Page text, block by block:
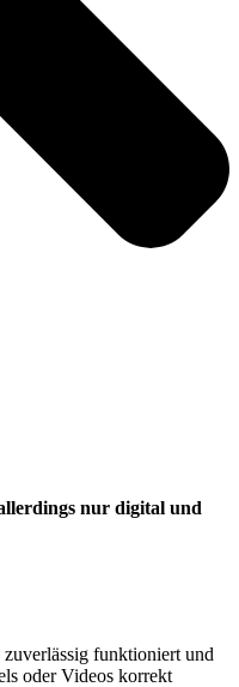
nur digital und
funktioniert und
oder Videos korrekt